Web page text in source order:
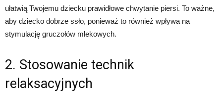
ułatwią Twojemu dziecku prawidłowe chwytanie piersi. To ważne,
aby dziecko dobrze ssło, ponieważ to również wpływa na
stymulację gruczołów mlekowych.
2. Stosowanie technik
relaksacyjnych